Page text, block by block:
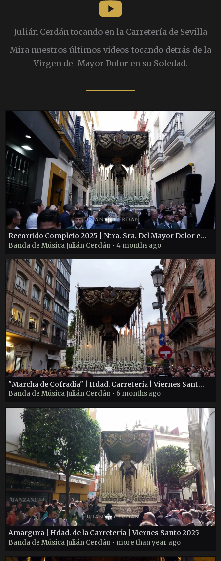
Julián Cerdán tocando en la Carretería de Sevilla
Mira nuestros últimos vídeos tocando detrás de la
Virgen del Mayor Dolor en su Soledad.
Recorrido Completo 2025 | Ntra. Sra. Del Mayor Dolor en su Soledad | Hdad de la Carretería
Banda de Música Julián Cerdán • 4 months ago
"Marcha de Cofradía" | Hdad. Carretería | Viernes Santo 2025
Banda de Música Julián Cerdán • 6 months ago
Amargura | Hdad. de la Carretería | Viernes Santo 2025
Banda de Música Julián Cerdán • more than year ago